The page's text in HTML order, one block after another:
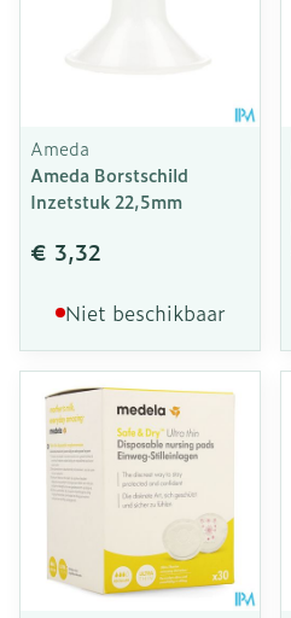
Ameda
Ameda Borstschild
Inzetstuk 22,5mm
€ 3,32
Niet beschikbaar